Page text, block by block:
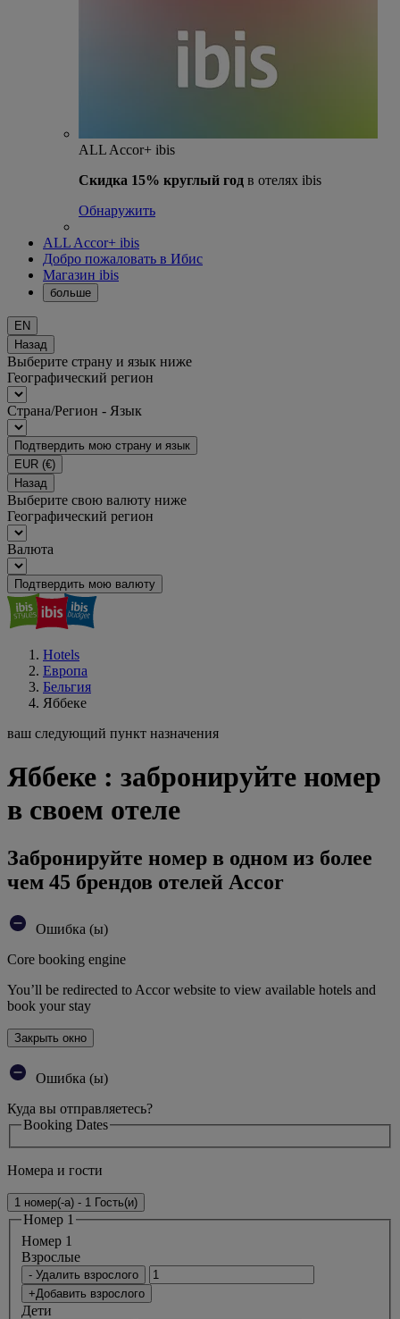
ALL Accor+ ibis
Скидка 15% круглый год в отелях ibis
Обнаружить
ALL Accor+ ibis
Добро пожаловать в Ибис
Магазин ibis
больше
EN
Назад
Выберите страну и язык ниже
Географический регион
Страна/Регион - Язык
Подтвердить мою страну и язык
EUR (€)
Назад
Выберите свою валюту ниже
Географический регион
Валюта
Подтвердить мою валюту
Hotels
Европа
Бельгия
Яббеке
ваш следующий пункт назначения
Яббеке : забронируйте номер
в своем отеле
Забронируйте номер в одном из более
чем 45 брендов отелей Accor
Ошибка (ы)
Core booking engine
You’ll be redirected to Accor website to view available hotels and
book your stay
Закрыть окно
Ошибка (ы)
Куда вы отправляетесь?
Booking Dates
Номера и гости
1 номер(-а) - 1 Гость(и)
Номер 1
Номер 1
Bзрослые
- Удалить взрослого
+Добавить взрослого
Дети